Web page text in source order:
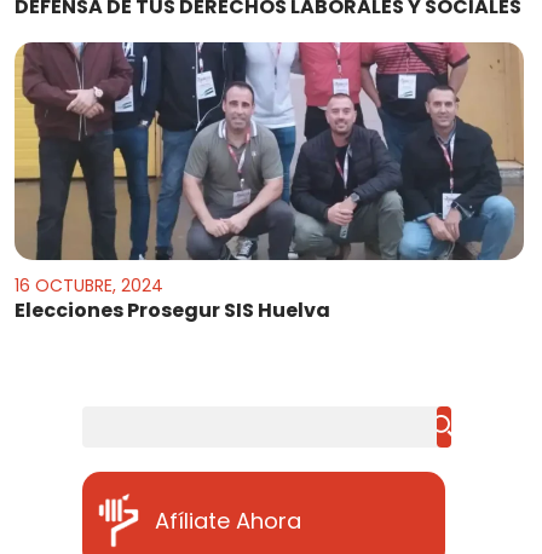
DEFENSA DE TUS DERECHOS LABORALES Y SOCIALES
16 OCTUBRE, 2024
Elecciones Prosegur SIS Huelva
Afíliate Ahora